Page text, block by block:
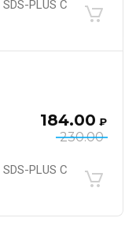
PLUS С
230.00
184.00 ₽
PLUS С